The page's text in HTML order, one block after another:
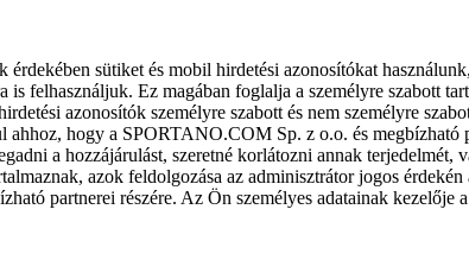
sütiket és mobil hirdetési azonosítókat
is felhasználjuk. Ez magában foglalja a személyre szabott
azonosítók személyre szabott és nem személyre
hogy a SPORTANO.COM Sp. z o.o. és megbízható
a hozzájárulást, szeretné korlátozni annak
azok feldolgozása az adminisztrátor jogos
partnerei részére. Az Ön személyes adatainak kezelője